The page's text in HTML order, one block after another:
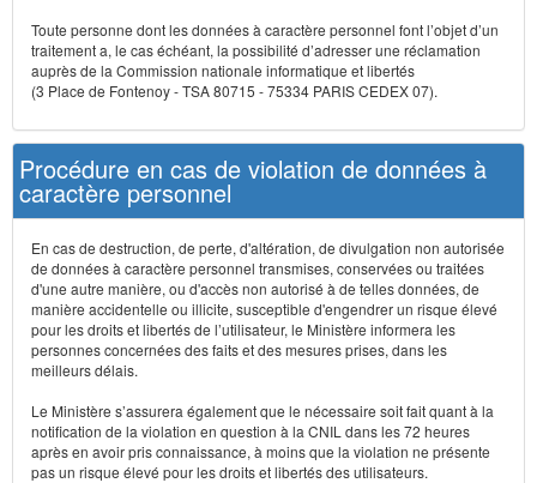
Toute personne dont les données à caractère personnel font l’objet d’un
traitement a, le cas échéant, la possibilité d’adresser une réclamation
auprès de la Commission nationale informatique et libertés
(3 Place de Fontenoy - TSA 80715 - 75334 PARIS CEDEX 07).
Procédure en cas de violation de données à
caractère personnel
En cas de destruction, de perte, d'altération, de divulgation non autorisée
de données à caractère personnel transmises, conservées ou traitées
d'une autre manière, ou d'accès non autorisé à de telles données, de
manière accidentelle ou illicite, susceptible d'engendrer un risque élevé
pour les droits et libertés de l’utilisateur, le Ministère informera les
personnes concernées des faits et des mesures prises, dans les
meilleurs délais.
Le Ministère s’assurera également que le nécessaire soit fait quant à la
notification de la violation en question à la CNIL dans les 72 heures
après en avoir pris connaissance, à moins que la violation ne présente
pas un risque élevé pour les droits et libertés des utilisateurs.